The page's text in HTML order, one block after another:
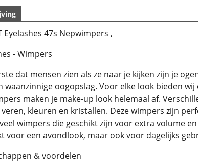
Eyelashes 47s Nepwimpers ,
- Wimpers
dat mensen zien als ze naar je kijken zijn je
waanzinnige oogopslag. Voor elke look bieden
maken je make-up look helemaal af.
veren, kleuren en kristallen. Deze wimpers zijn
wimpers die geschikt zijn voor extra volume
voor een avondlook, maar ook voor dagelijks
& voordelen